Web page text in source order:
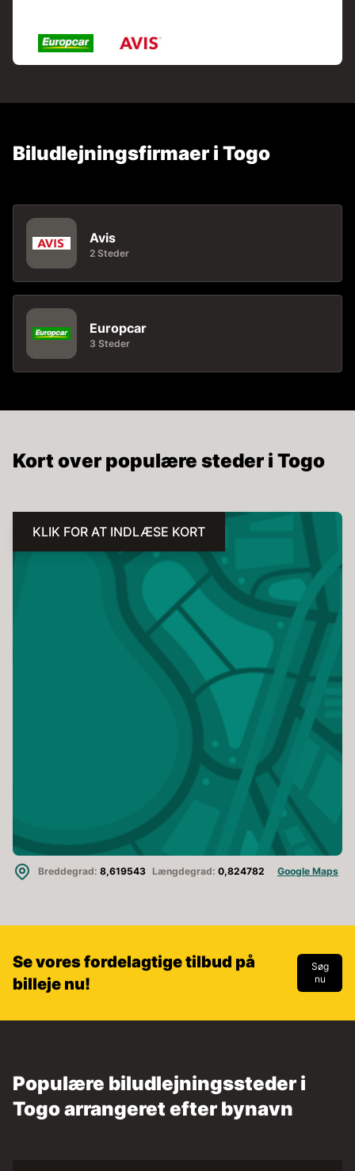
Biludlejningsfirmaer i Togo
Avis
2 Steder
Europcar
3 Steder
Kort over populære steder i Togo
KLIK FOR AT INDLÆSE KORT
Breddegrad: 8,619543 Længdegrad: 0,824782 Google Maps
Se vores fordelagtige tilbud på
billeje nu!
Søg
nu
Populære biludlejningssteder i
Togo arrangeret efter bynavn